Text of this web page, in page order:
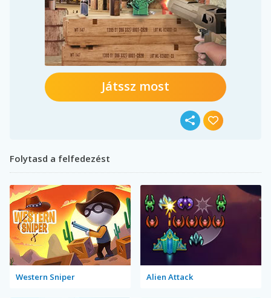
Játssz most
Folytasd a felfedezést
Western Sniper Alien Attack